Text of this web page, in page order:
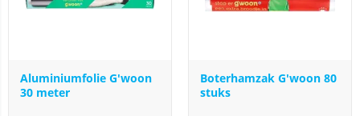
Aluminiumfolie G'woon
30 meter
Boterhamzak G'woon 80
stuks